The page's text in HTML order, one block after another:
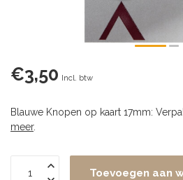
€3,50 Incl. btw
Blauwe Knopen op kaart 17mm:
meer.
Toevoegen aan